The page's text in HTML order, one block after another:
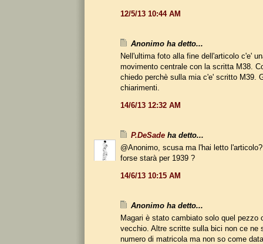
12/5/13 10:44 AM
Anonimo ha detto...
Nell'ultima foto alla fine dell'articolo c'e'
movimento centrale con la scritta M38.
chiedo perchè sulla mia c'e' scritto M39.
chiarimenti.
14/6/13 12:32 AM
P.DeSade ha detto...
@Anonimo, scusa ma l'hai letto
forse starà per 1939 ?
14/6/13 10:15 AM
Anonimo ha detto...
Magari è stato cambiato solo quel pezzo
vecchio. Altre scritte sulla bici non ce ne
numero di matricola ma non so come